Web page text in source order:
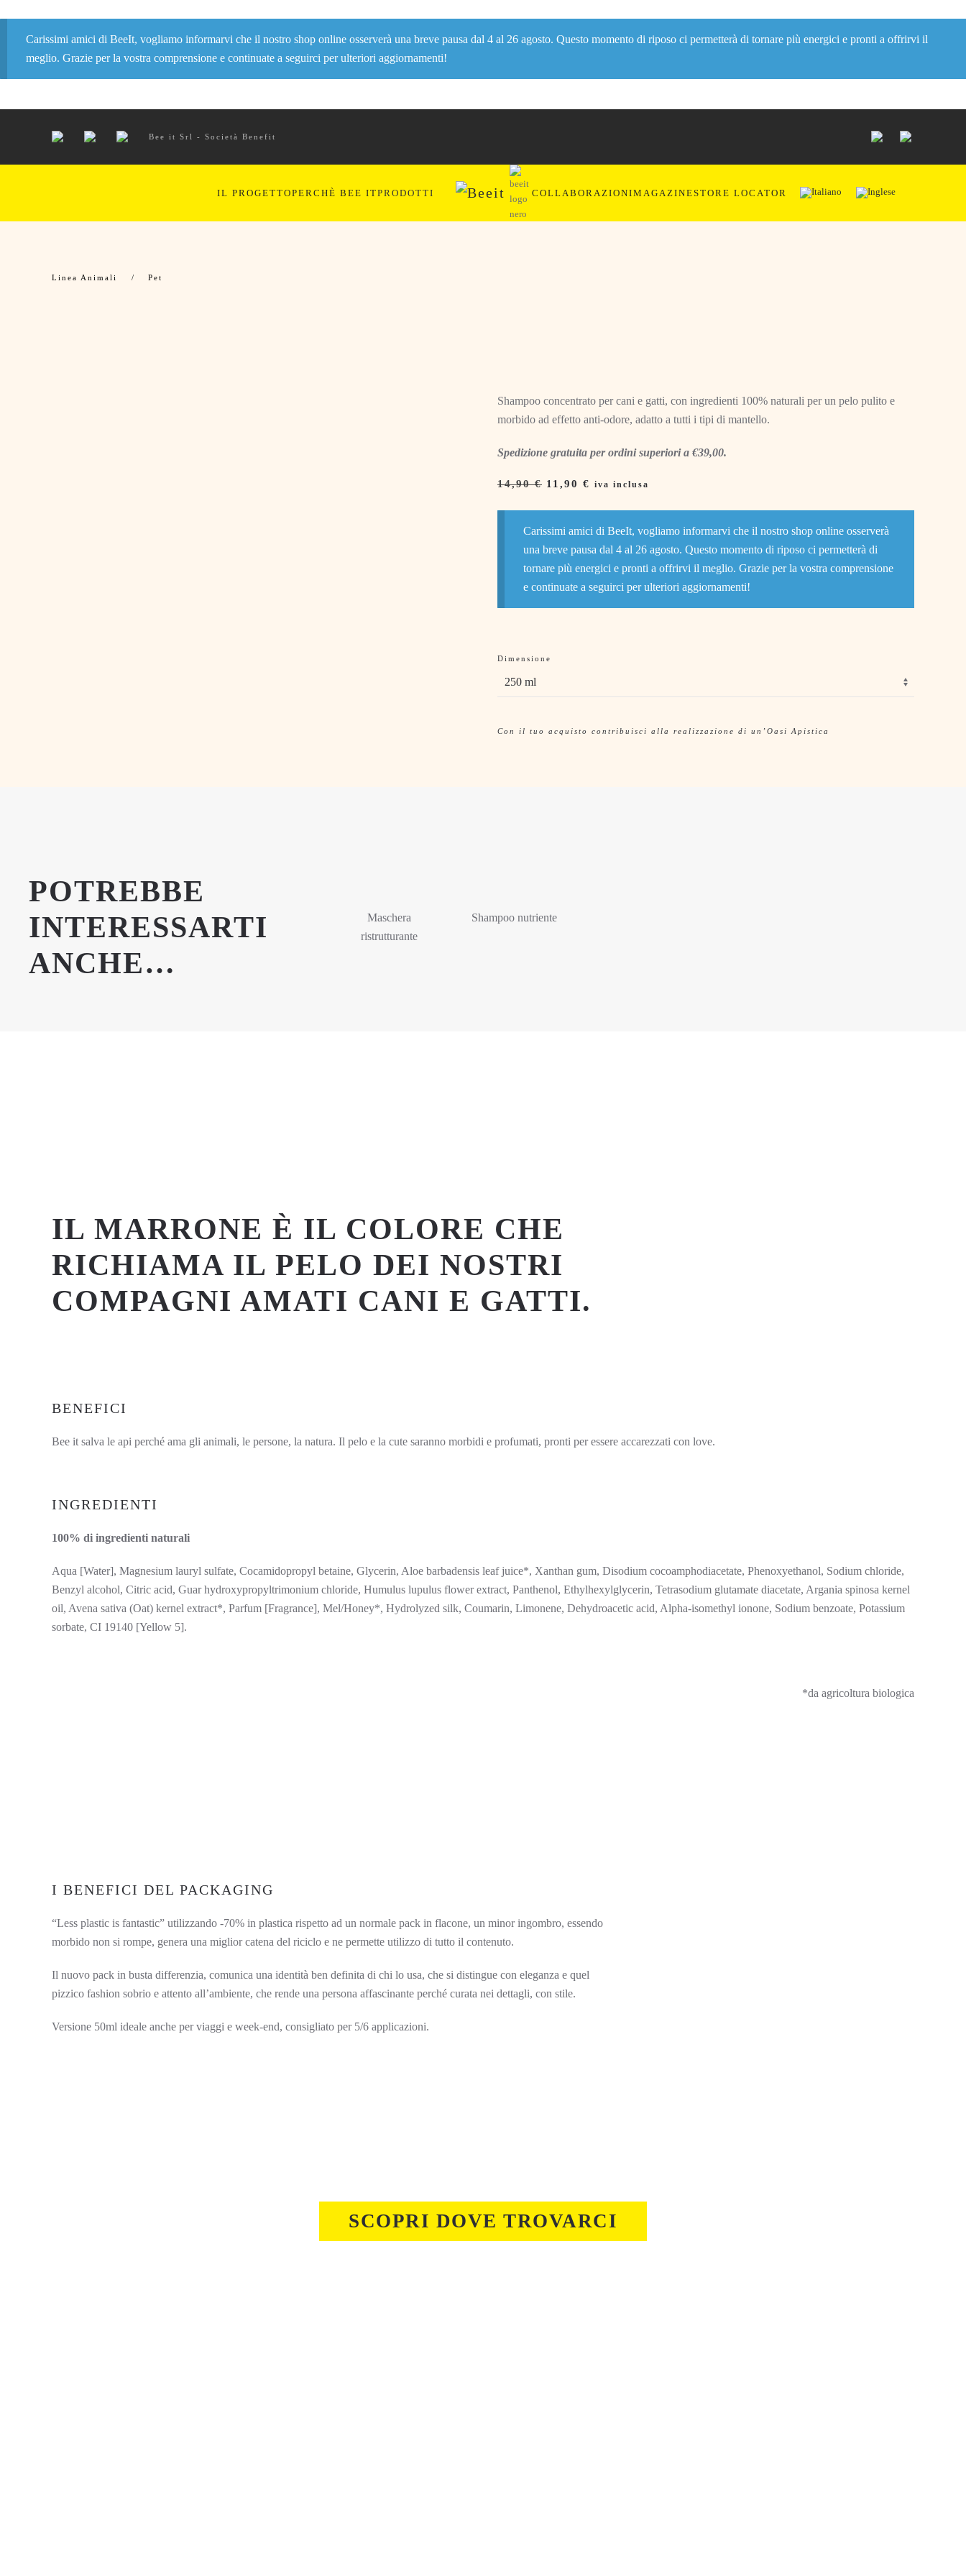
Carissimi amici di BeeIt, vogliamo informarvi che il nostro shop online osserverà una breve pausa dal 4 al 26 agosto. Questo momento di riposo ci permetterà di tornare più energici e pronti a offrirvi il
meglio. Grazie per la vostra comprensione e continuate a seguirci per ulteriori aggiornamenti!
Bee it Srl - Società Benefit
IL PROGETTOPERCHÈ BEE ITPRODOTTI COLLABORAZIONIMAGAZINESTORE LOCATOR
Linea Animali Pet
Shampoo concentrato per cani e gatti, con ingredienti 100% naturali per un pelo pulito e
morbido ad effetto anti-odore, adatto a tutti i tipi di mantello.
Spedizione gratuita per ordini superiori a €39,00.
14,90€ Il
originale
era:
11,90 € Il
attuale
è:
11,90 €.
iva inclusa
Carissimi amici di BeeIt, vogliamo informarvi che il nostro shop online osserverà
una breve pausa dal 4 al 26 agosto. Questo momento di riposo ci permetterà di
tornare più energici e pronti a offrirvi il meglio. Grazie per la vostra comprensione
e continuate a seguirci per ulteriori aggiornamenti!
Dimensione
Con il tuo acquisto contribuisci alla realizzazione di un’Oasi Apistica
POTREBBE
INTERESSARTI
ANCHE…
Maschera
ristrutturante
Shampoo nutriente
IL MARRONE È IL COLORE CHE
RICHIAMA IL PELO DEI NOSTRI
COMPAGNI AMATI CANI E GATTI.
BENEFICI
Bee it salva le api perché ama gli animali, le persone, la natura. Il pelo e la cute saranno morbidi e profumati, pronti per essere accarezzati con love.
INGREDIENTI
100% di ingredienti naturali
Aqua [Water], Magnesium lauryl sulfate, Cocamidopropyl betaine, Glycerin, Aloe barbadensis leaf juice*, Xanthan gum, Disodium cocoamphodiacetate, Phenoxyethanol, Sodium chloride,
Benzyl alcohol, Citric acid, Guar hydroxypropyltrimonium chloride, Humulus lupulus flower extract, Panthenol, Ethylhexylglycerin, Tetrasodium glutamate diacetate, Argania spinosa kernel
oil, Avena sativa (Oat) kernel extract*, Parfum [Fragrance], Mel/Honey*, Hydrolyzed silk, Coumarin, Limonene, Dehydroacetic acid, Alpha-isomethyl ionone, Sodium benzoate, Potassium
sorbate, CI 19140 [Yellow 5].
*da agricoltura biologica
I BENEFICI DEL PACKAGING
“Less plastic is fantastic” utilizzando -70% in plastica rispetto ad un normale pack in flacone, un minor ingombro, essendo
morbido non si rompe, genera una miglior catena del riciclo e ne permette utilizzo di tutto il contenuto.
Il nuovo pack in busta differenzia, comunica una identità ben definita di chi lo usa, che si distingue con eleganza e quel
pizzico fashion sobrio e attento all’ambiente, che rende una persona affascinante perché curata nei dettagli, con stile.
Versione 50ml ideale anche per viaggi e week-end, consigliato per 5/6 applicazioni.
SCOPRI DOVE TROVARCI